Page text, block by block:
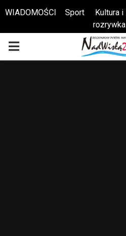
Otwórz pasek narzędzi
WIADOMOŚCI Sport
Kultura i
rozrywka
PRIMARY